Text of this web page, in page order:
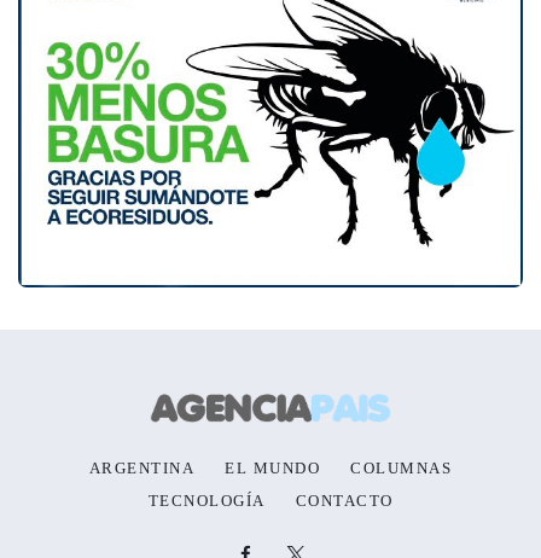
ARGENTINA EL MUNDO
COLUMNAS
TECNOLOGÍA
CONTACTO